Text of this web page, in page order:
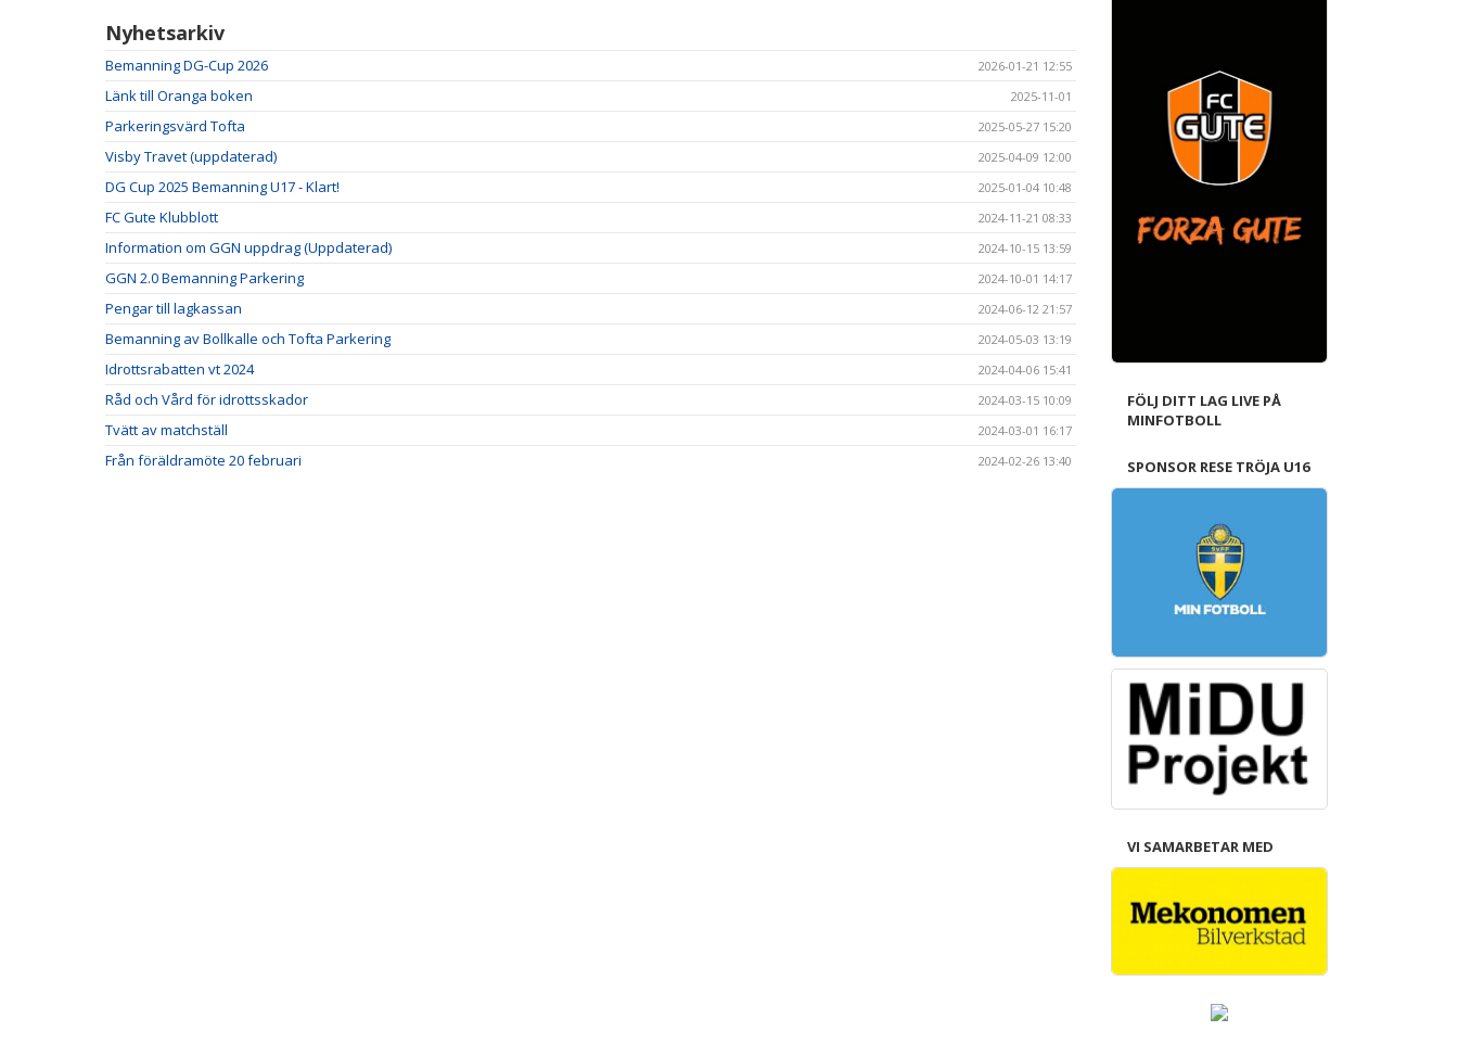
Nyhetsarkiv
Bemanning DG-Cup 2026 2026-01-21 12:55
Länk till Oranga boken 2025-11-01
Parkeringsvärd Tofta 2025-05-27 15:20
Visby Travet (uppdaterad) 2025-04-09 12:00
DG Cup 2025 Bemanning U17 - Klart! 2025-01-04 10:48
FC Gute Klubblott 2024-11-21 08:33
Information om GGN uppdrag (Uppdaterad) 2024-10-15 13:59
GGN 2.0 Bemanning Parkering 2024-10-01 14:17
Pengar till lagkassan 2024-06-12 21:57
Bemanning av Bollkalle och Tofta Parkering 2024-05-03 13:19
Idrottsrabatten vt 2024 2024-04-06 15:41
Råd och Vård för idrottsskador 2024-03-15 10:09
Tvätt av matchställ 2024-03-01 16:17
Från föräldramöte 20 februari 2024-02-26 13:40
FÖLJ DITT LAG LIVE PÅ
MINFOTBOLL
SPONSOR RESE TRÖJA U16
VI SAMARBETAR MED